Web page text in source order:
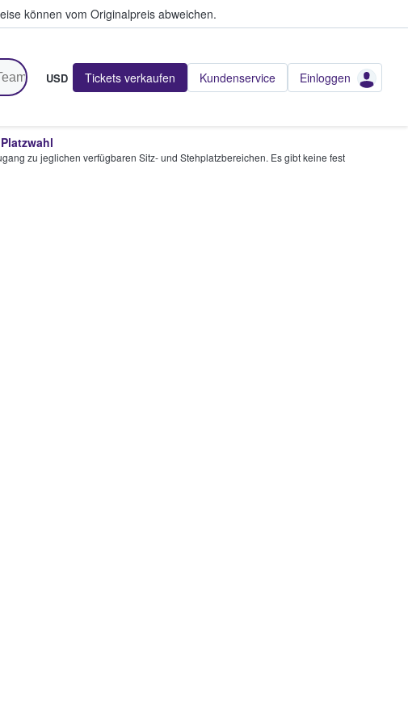
können vom Originalpreis abweichen.
USD Tickets verkaufen Kundenservice Einloggen
zu jeglichen verfügbaren Sitz- und Stehplatzbereichen. Es gibt keine fest